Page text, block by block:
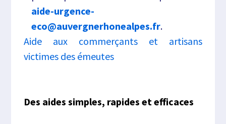
aide-urgence-
eco@auvergnerhonealpes.fr.
Aide aux commerçants et artisans
victimes des émeutes
Des aides simples, rapides et efficaces